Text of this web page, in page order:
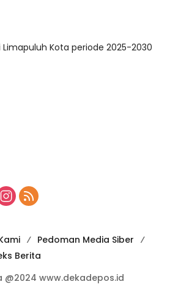
Kota periode 2025-2030
Pedoman Media Siber
Berita
@2024 www.dekadepos.id